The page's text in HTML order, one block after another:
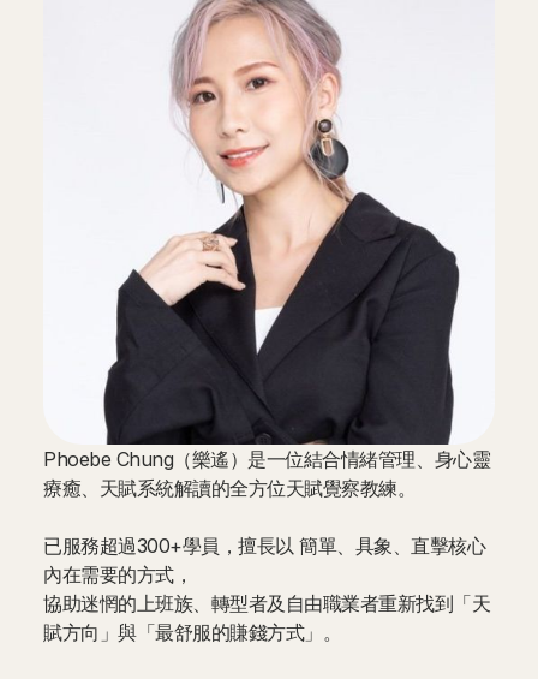
Phoebe Chung（樂遙）是一位結合情緒管理、身心靈
療癒、天賦系統解讀的全方位天賦覺察教練。
已服務超過300+學員，擅長以 簡單、具象、直擊核心
內在需要的方式，
協助迷惘的上班族、轉型者及自由職業者重新找到「天
賦方向」與「最舒服的賺錢方式」。